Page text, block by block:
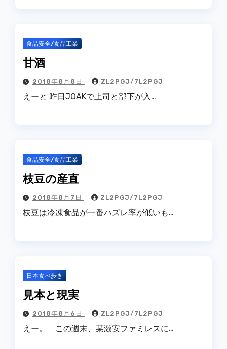
食品安全/食品工業
甘酒
2018年8月8日 ZL2PGJ/7L2PGJ
えーと 昨日JOAKで上司と部下が入…
食品安全/食品工業
枝豆の産直
2018年8月7日 ZL2PGJ/7L2PGJ
枝豆は冷凍食品が一番ハズレ率が低いも…
日本食べ歩き
見本と現実
2018年8月6日 ZL2PGJ/7L2PGJ
えー。 この週末、某激安ファミレスに…